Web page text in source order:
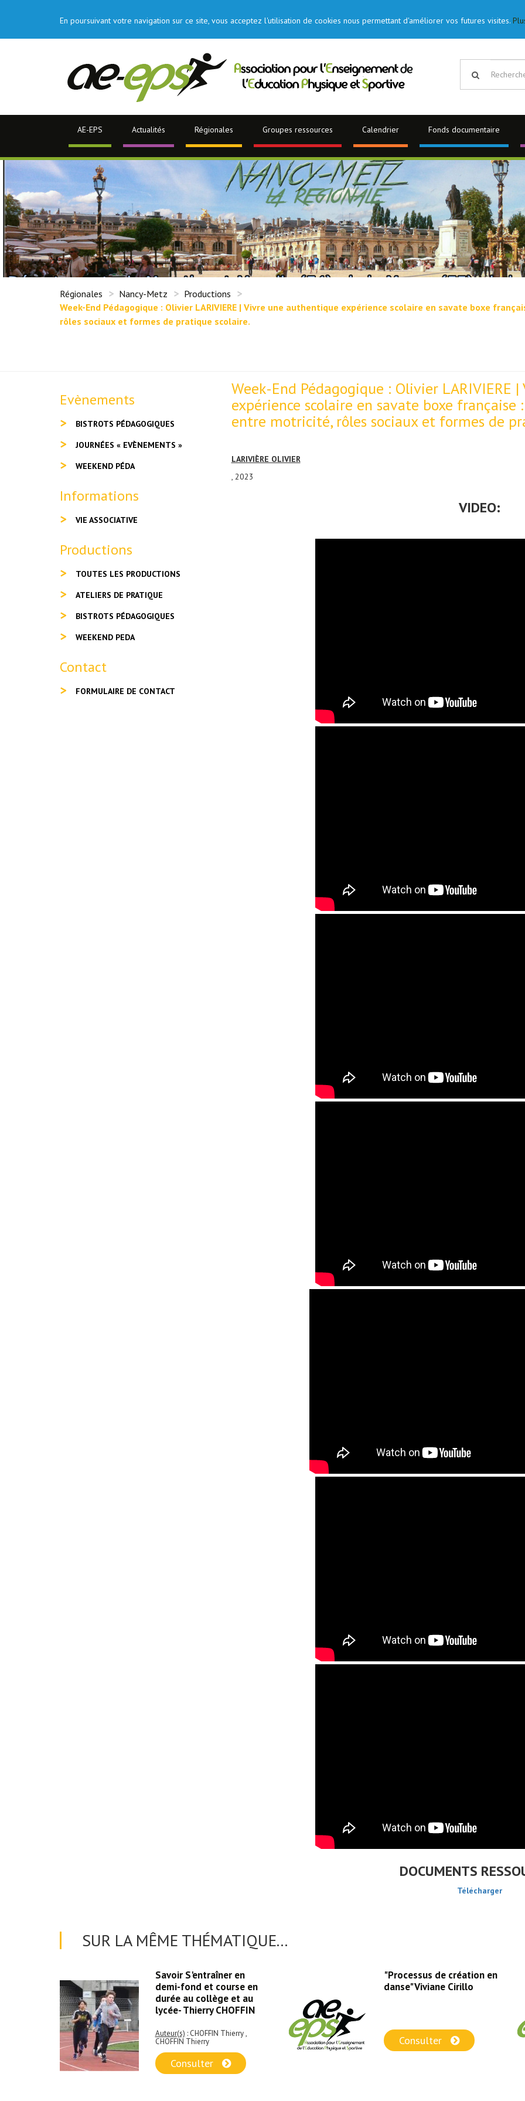
En poursuivant votre navigation sur ce site, vous acceptez l'utilisation de cookies nous permettant d'améliorer vos futures visites.
AE-EPS Actualités Régionales Groupes ressources Calendrier Fonds documentaire
Régionales Nancy-Metz
Productions
Week-End Pédagogique : Olivier LARIVIERE | Vivre une authentique expérience scolaire en savate boxe
rôles sociaux et formes de pratique scolaire.
Week-End Pédagogique : Olivier LARIVIERE
expérience scolaire en savate boxe
entre motricité, rôles sociaux et formes de
LARIVIÈRE OLIVIER
, 2023
VIDEO:
DOCUMENTS
Télécharger
Evènements
BISTROTS PÉDAGOGIQUES
JOURNÉES « EVÈNEMENTS »
WEEKEND PÉDA
Informations
VIE ASSOCIATIVE
Productions
TOUTES LES PRODUCTIONS
ATELIERS DE PRATIQUE
BISTROTS PÉDAGOGIQUES
WEEKEND PEDA
Contact
FORMULAIRE DE CONTACT
SUR LA MÊME THÉMATIQUE...
Savoir S'entraîner en
demi-fond et course en
durée au collège et au
lycée- Thierry CHOFFIN
Auteur(s) : CHOFFIN Thierry ,
CHOFFIN Thierry
Consulter
"Processus de création en
danse" Viviane Cirillo
Consulter